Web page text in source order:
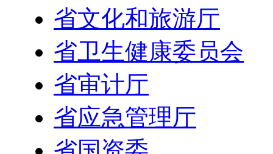
省文化和旅游厅
省卫生健康委员会
省审计厅
省应急管理厅